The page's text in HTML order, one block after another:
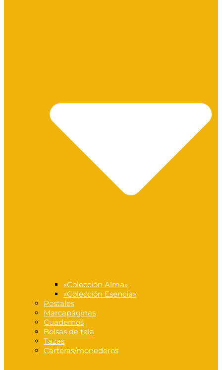
«Colección Alma»
«Colección Esencia»
Postales
Marcapáginas
Cuadernos
Bolsas de tela
Tazas
Carteras/monederos